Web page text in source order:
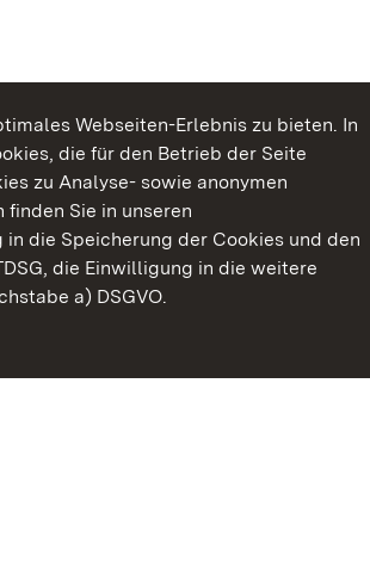
Webseiten-Erlebnis zu bieten. In
die für den Betrieb der Seite
zu Analyse- sowie anonymen
Sie in unseren
in die Speicherung der Cookies und den
die Einwilligung in die weitere
a) DSGVO.